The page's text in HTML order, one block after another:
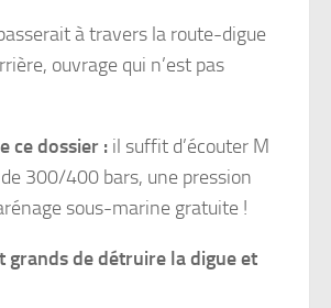
à travers la route-digue
ouvrage qui n’est pas
ce dossier : il suffit d’écouter M
300/400 bars, une pression
sous-marine gratuite !
grands de détruire la digue et